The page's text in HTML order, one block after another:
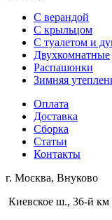
С верандой
С крыльцом
С туалетом и
Двухкомнатные
Распашонки
Зимняя
Оплата
Доставка
Сборка
Статьи
Контакты
г. Москва, Внуково
Киевское ш., 36-й км